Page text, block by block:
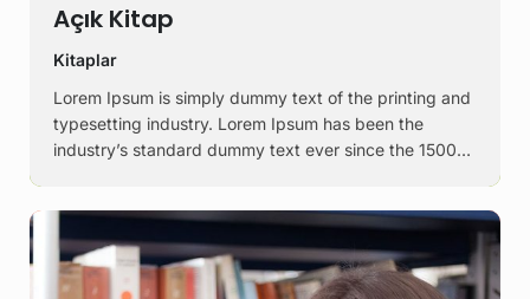
Açık Kitap
Kitaplar
Lorem Ipsum is simply dummy text of the printing and
typesetting industry. Lorem Ipsum has been the
industry’s standard dummy text ever since the 1500s,